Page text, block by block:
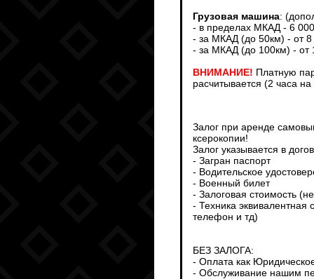
Грузовая машина:
- в пределах МКАД - 6
- за МКАД (до 50км) - от 8
- за МКАД (до 100км) - от
ВНИМАНИЕ! Платную
расчитывается (2 часа
Залог при аренде
ксерокопии!
Залог указывается в
- Загран паспорт
- Водительское
- Военный билет
- Залоговая стоимость
- Техника эквивалентная
телефон и тд)
БЕЗ ЗАЛОГА:
- Оплата как
- Обслуживание нашим